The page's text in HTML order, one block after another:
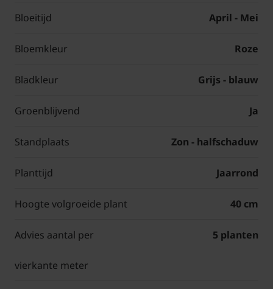
Bloeitijd April - Mei
Bloemkleur Roze
Bladkleur Grijs - blauw
Groenblijvend Ja
Standplaats Zon - halfschaduw
Planttijd Jaarrond
Hoogte volgroeide plant 40 cm
Advies aantal per
vierkante meter
5 planten